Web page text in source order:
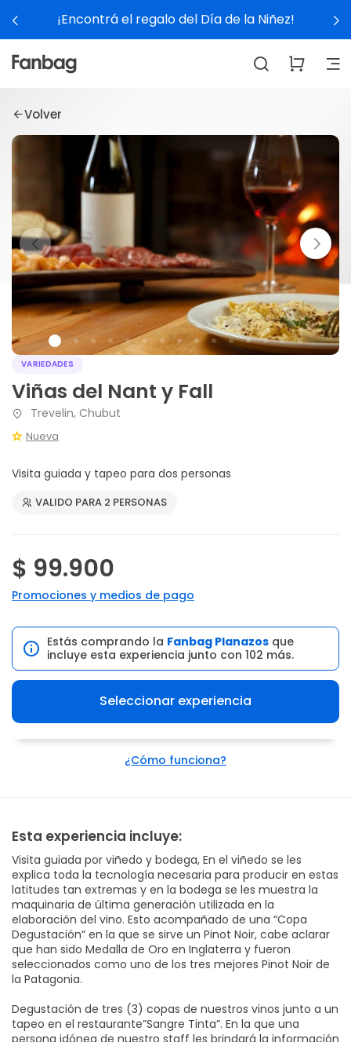
¡Encontrá el regalo del Día de la Niñez!
Volver
VARIEDADES
Viñas del Nant y Fall
Trevelin, Chubut
Nueva
Visita guiada y tapeo para dos personas
VALIDO PARA 2 PERSONAS
$ 99.900
Promociones y medios de pago
Estás comprando la Fanbag Planazos que
incluye esta experiencia junto con 102 más.
Seleccionar experiencia
¿Cómo funciona?
Esta experiencia incluye:
Visita guiada por viñedo y bodega, En el viñedo se les
explica toda la tecnología necesaria para producir en estas
latitudes tan extremas y en la bodega se les muestra la
maquinaria de última generación utilizada en la
elaboración del vino. Esto acompañado de una “Copa
Degustación“ en la que se sirve un Pinot Noir, cabe aclarar
que han sido Medalla de Oro en Inglaterra y fueron
seleccionados como uno de los tres mejores Pinot Noir de
la Patagonia.
Degustación de tres (3) copas de nuestros vinos junto a un
tapeo en el restaurante”Sangre Tinta”. En la que una
persona idónea de nuestro staff les brindará la información